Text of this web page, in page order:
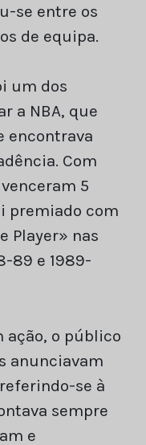
se entre os
de equipa.
um dos
a NBA, que
encontrava
Com
5
premiado com
Player» nas
89 e 1989-
ação, o público
anunciavam
se à
sempre
e